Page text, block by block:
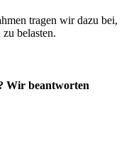
tragen wir dazu bei,
belasten.
Wir beantworten